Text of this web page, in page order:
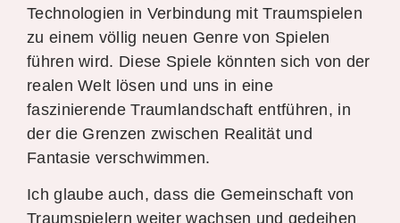
Technologien in Verbindung mit Traumspielen
zu einem völlig neuen Genre von Spielen
führen wird. Diese Spiele könnten sich von der
realen Welt lösen und uns in eine
faszinierende Traumlandschaft entführen, in
der die Grenzen zwischen Realität und
Fantasie verschwimmen.
Ich glaube auch, dass die Gemeinschaft von
Traumspielern weiter wachsen und gedeihen